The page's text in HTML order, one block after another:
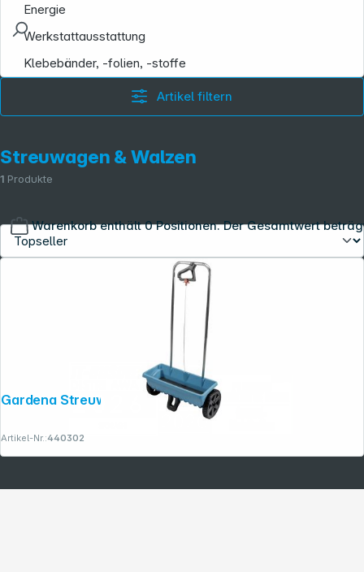
Warenkorb enthält 0 Positionen. Der Gesamtwert
Energie
Werkstattausstattung
Klebebänder, -folien, -stoffe
Artikel filtern
Streuwagen & Walzen
1 Produkte
Gardena Streuwagen L
Artikel-Nr.:440302
Copyright © 2001 - 2026 dexxIT. Alle Rechte vorbehalten.